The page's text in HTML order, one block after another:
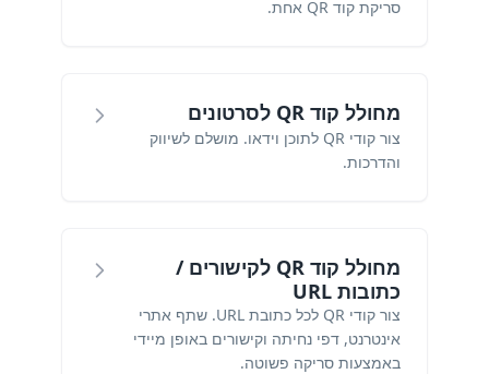
סריקת קוד QR אחת.
מחולל קוד QR לסרטונים
צור קודי QR לתוכן וידאו. מושלם לשיווק
והדרכות.
מחולל קוד QR לקישורים /
כתובות URL
צור קודי QR לכל כתובת URL. שתף אתרי
אינטרנט, דפי נחיתה וקישורים באופן מיידי
באמצעות סריקה פשוטה.